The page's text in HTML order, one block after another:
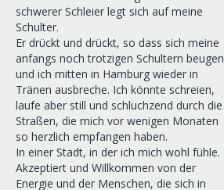
schwerer Schleier legt sich auf meine
Schulter.
Er drückt und drückt, so dass sich meine
anfangs noch trotzigen Schultern beugen
und ich mitten in Hamburg wieder in
Tränen ausbreche. Ich könnte schreien,
laufe aber still und schluchzend durch die
Straßen, die mich vor wenigen Monaten
so herzlich empfangen haben.
In einer Stadt, in der ich mich wohl fühle.
Akzeptiert und Willkommen von der
Energie und der Menschen, die sich in